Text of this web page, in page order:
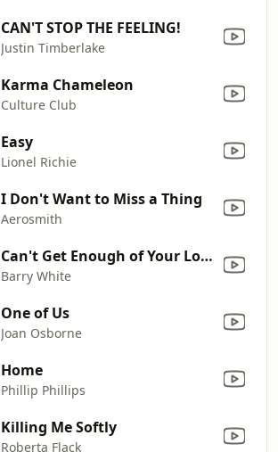
CAN'T STOP THE FEELING!
Justin Timberlake
Karma Chameleon
Culture Club
Easy
Lionel Richie
I Don't Want to Miss a Thing
Aerosmith
Can't Get Enough of Your Love, Babe
Barry White
One of Us
Joan Osborne
Home
Phillip Phillips
Killing Me Softly
Roberta Flack